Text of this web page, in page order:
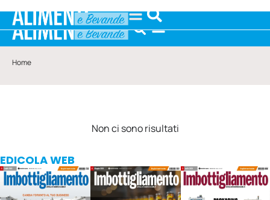
Home
Non ci sono risultati
EDICOLA WEB